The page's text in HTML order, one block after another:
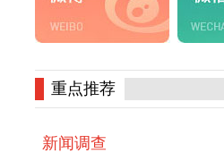
重点推荐
新闻调查